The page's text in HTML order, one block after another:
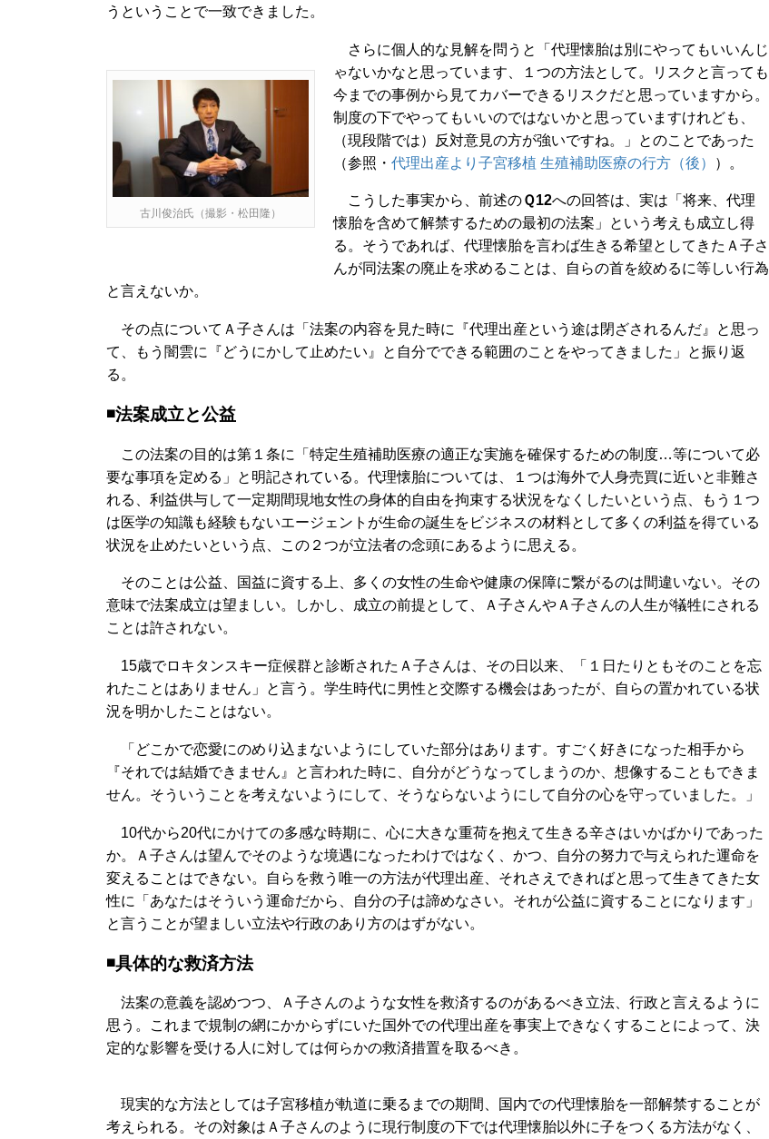
うということで一致できました。
古川俊治氏（撮影・松田隆）
さらに個人的な見解を問うと「代理懐胎は別にやってもいいんじ
ゃないかなと思っています、１つの方法として。リスクと言っても
今までの事例から見てカバーできるリスクだと思っていますから。
制度の下でやってもいいのではないかと思っていますけれども、
（現段階では）反対意見の方が強いですね。」とのことであった
（参照・ 代理出産より子宮移植 生殖補助医療の行方（後） ）。
こうした事実から、前述のＱ12への回答は、実は「将来、代理
懐胎を含めて解禁するための最初の法案」という考えも成立し得
る。そうであれば、代理懐胎を言わば生きる希望としてきたＡ子さ
んが同法案の廃止を求めることは、自らの首を絞めるに等しい行為
と言えないか。
その点についてＡ子さんは「法案の内容を見た時に『代理出産という途は閉ざされるんだ』と思っ
て、もう闇雲に『どうにかして止めたい』と自分でできる範囲のことをやってきました」と振り返
る。
◾️法案成立と公益
この法案の目的は第１条に「特定生殖補助医療の適正な実施を確保するための制度…等について必
要な事項を定める」と明記されている。代理懐胎については、１つは海外で人身売買に近いと非難さ
れる、利益供与して一定期間現地女性の身体的自由を拘束する状況をなくしたいという点、もう１つ
は医学の知識も経験もないエージェントが生命の誕生をビジネスの材料として多くの利益を得ている
状況を止めたいという点、この２つが立法者の念頭にあるように思える。
そのことは公益、国益に資する上、多くの女性の生命や健康の保障に繋がるのは間違いない。その
意味で法案成立は望ましい。しかし、成立の前提として、Ａ子さんやＡ子さんの人生が犠牲にされる
ことは許されない。
15歳でロキタンスキー症候群と診断されたＡ子さんは、その日以来、「１日たりともそのことを忘
れたことはありません」と言う。学生時代に男性と交際する機会はあったが、自らの置かれている状
況を明かしたことはない。
「どこかで恋愛にのめり込まないようにしていた部分はあります。すごく好きになった相手から
『それでは結婚できません』と言われた時に、自分がどうなってしまうのか、想像することもできま
せん。そういうことを考えないようにして、そうならないようにして自分の心を守っていました。」
10代から20代にかけての多感な時期に、心に大きな重荷を抱えて生きる辛さはいかばかりであった
か。Ａ子さんは望んでそのような境遇になったわけではなく、かつ、自分の努力で与えられた運命を
変えることはできない。自らを救う唯一の方法が代理出産、それさえできればと思って生きてきた女
性に「あなたはそういう運命だから、自分の子は諦めなさい。それが公益に資することになります」
と言うことが望ましい立法や行政のあり方のはずがない。
◾️具体的な救済方法
法案の意義を認めつつ、Ａ子さんのような女性を救済するのがあるべき立法、行政と言えるように
思う。これまで規制の網にかからずにいた国外での代理出産を事実上できなくすることによって、決
定的な影響を受ける人に対しては何らかの救済措置を取るべき。
現実的な方法としては子宮移植が軌道に乗るまでの期間、国内での代理懐胎を一部解禁することが
考えられる。その対象はＡ子さんのように現行制度の下では代理懐胎以外に子をつくる方法がなく、